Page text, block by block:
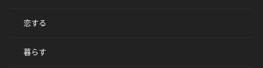
恋する
暮らす